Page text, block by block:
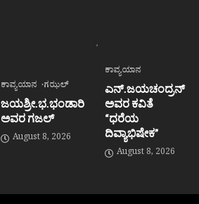
ಕಾವ್ಯಯಾನ ಗಝಲ್
ಜಯಶ್ರೀ.ಭ.ಭಂಡಾರಿ
ಅವರ ಗಜಲ್
August 8, 2026
ಕಾವ್ಯಯಾನ
ಎನ್.ಜಯಚಂದ್ರನ್
ಅವರ ಕವಿತೆ
“ಧರೆಯ
ದಿವ್ಯಾಭಿಷೇಕ”
August 8, 2026